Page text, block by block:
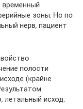
временный
зоны. Но по
нерв, пациент
полости
(крайне
летальный исход.